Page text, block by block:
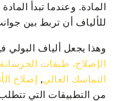
المادة. وعندما تبدأ
للألياف أن تربط بين
وهذا يجعل ألياف البولي
الإصلاح، طبقات
التماسك العالي, إصلاح
من التطبيقات التي